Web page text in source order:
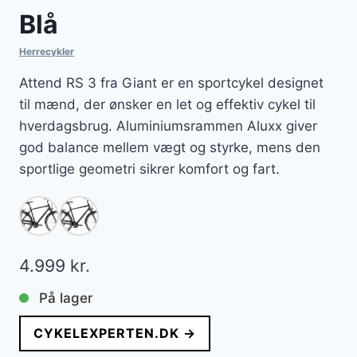
Blå
Herrecykler
Attend RS 3 fra Giant er en sportcykel designet
til mænd, der ønsker en let og effektiv cykel til
hverdagsbrug. Aluminiumsrammen Aluxx giver
god balance mellem vægt og styrke, mens den
sportlige geometri sikrer komfort og fart.
4.999 kr.
På lager
CYKELEXPERTEN.DK →